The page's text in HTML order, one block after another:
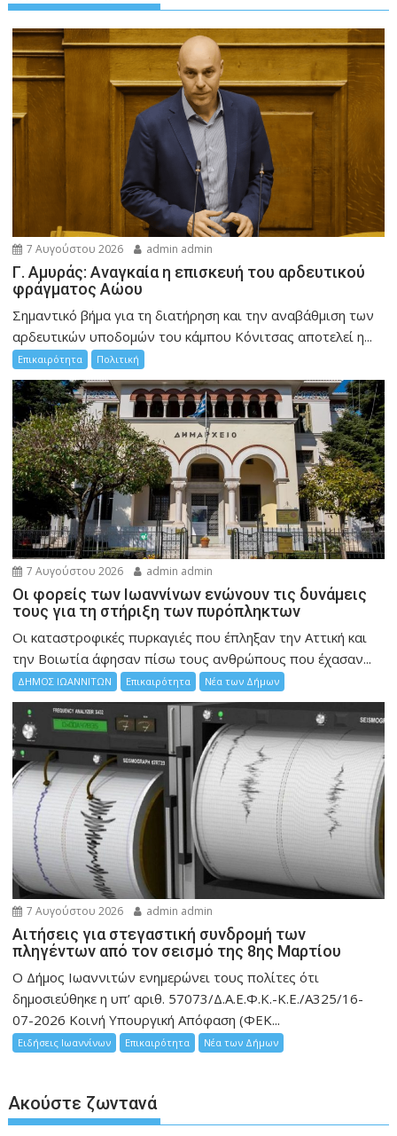
7 Αυγούστου 2026 admin admin
Γ. Αμυράς: Αναγκαία η επισκευή του αρδευτικού
φράγματος Αώου
Σημαντικό βήμα για τη διατήρηση και την αναβάθμιση των
αρδευτικών υποδομών του κάμπου Κόνιτσας αποτελεί η...
Επικαιρότητα Πολιτική
7 Αυγούστου 2026 admin admin
Οι φορείς των Ιωαννίνων ενώνουν τις δυνάμεις
τους για τη στήριξη των πυρόπληκτων
Οι καταστροφικές πυρκαγιές που έπληξαν την Αττική και
την Bοιωτία άφησαν πίσω τους ανθρώπους που έχασαν...
ΔΗΜΟΣ ΙΩΑΝΝΙΤΩΝ Επικαιρότητα Νέα των Δήμων
7 Αυγούστου 2026 admin admin
Αιτήσεις για στεγαστική συνδρομή των
πληγέντων από τον σεισμό της 8ης Μαρτίου
Ο Δήμος Ιωαννιτών ενημερώνει τους πολίτες ότι
δημοσιεύθηκε η υπ’ αριθ. 57073/Δ.Α.Ε.Φ.Κ.-Κ.Ε./Α325/16-
07-2026 Κοινή Υπουργική Απόφαση (ΦΕΚ...
Ειδήσεις Ιωαννίνων Επικαιρότητα Νέα των Δήμων
Ακούστε ζωντανά